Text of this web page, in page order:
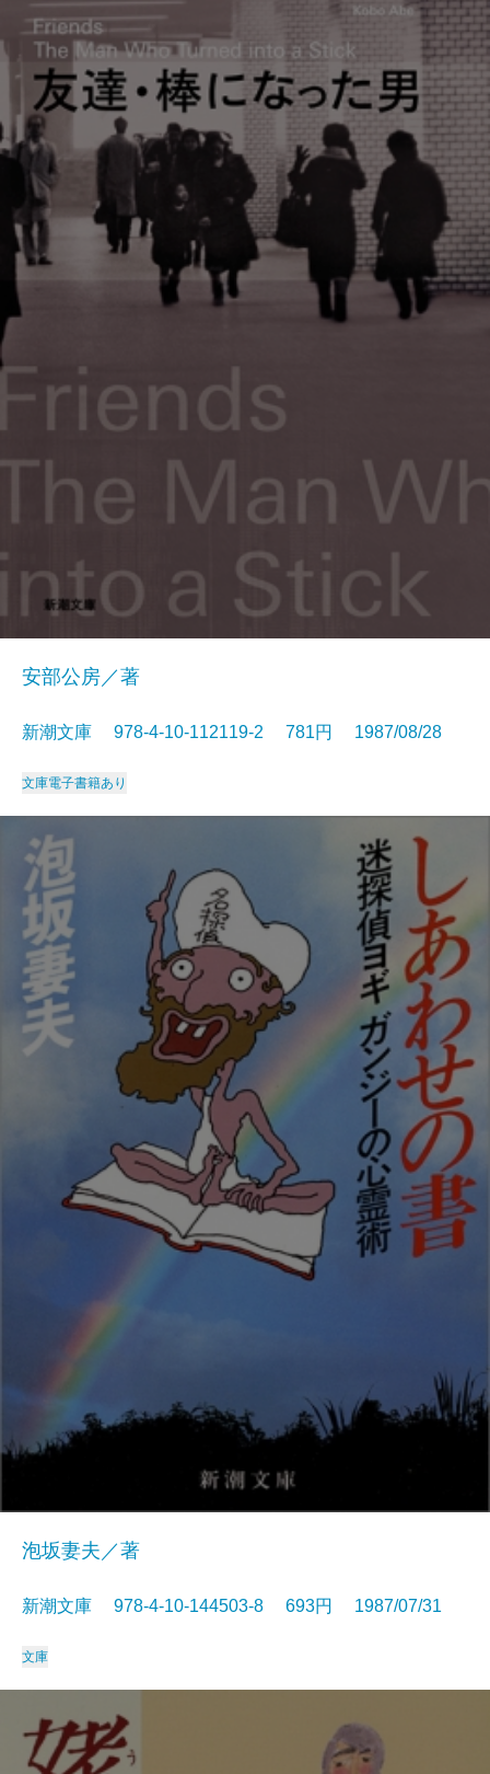
安部公房／著
新潮文庫 978-4-10-112119-2 781円 1987/08/28
文庫電子書籍あり
泡坂妻夫／著
新潮文庫 978-4-10-144503-8 693円 1987/07/31
文庫